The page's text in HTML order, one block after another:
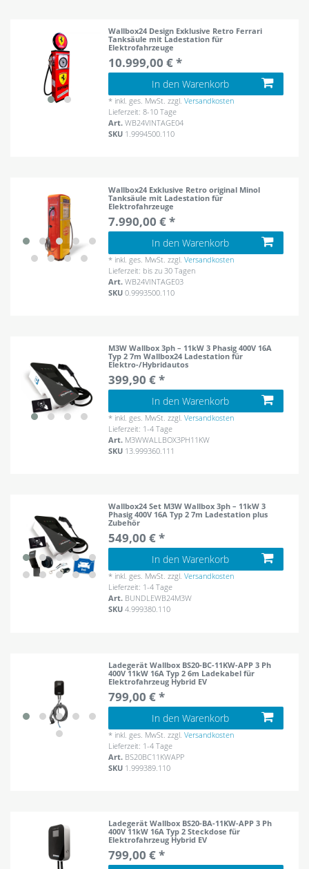
Wallbox24 Design Exklusive Retro Ferrari
Tanksäule mit Ladestation für
Elektrofahrzeuge
10.999,00 € *
In den Warenkorb
* inkl. ges. MwSt. zzgl.Versandkosten
Lieferzeit: 8-10 Tage
Art.WB24VINTAGE04
SKU 1.9994500.110
Wallbox24 Exklusive Retro original Minol
Tanksäule mit Ladestation für
Elektrofahrzeuge
7.990,00 € *
In den Warenkorb
* inkl. ges. MwSt. zzgl.Versandkosten
Lieferzeit: bis zu 30 Tagen
Art.WB24VINTAGE03
SKU0.9993500.110
M3W Wallbox 3ph – 11kW 3 Phasig 400V 16A
Typ 2 7m Wallbox24 Ladestation für
Elektro-/Hybridautos
399,90 € *
In den Warenkorb
* inkl. ges. MwSt. zzgl.Versandkosten
Lieferzeit: 1-4 Tage
Art. M3WWALLBOX3PH11KW
SKU 13.999360.111
Wallbox24 Set M3W Wallbox 3ph – 11kW 3
Phasig 400V 16A Typ 2 7m Ladestation plus
Zubehör
549,00 € *
In den Warenkorb
* inkl. ges. MwSt. zzgl.Versandkosten
Lieferzeit: 1-4 Tage
Art. BUNDLEWB24M3W
SKU4.999380.110
Ladegerät Wallbox BS20-BC-11KW-APP 3 Ph
400V 11kW 16A Typ 2 6m Ladekabel für
Elektrofahrzeug Hybrid EV
799,00 € *
In den Warenkorb
* inkl. ges. MwSt. zzgl.Versandkosten
Lieferzeit: 1-4 Tage
Art. BS20BC11KWAPP
SKU 1.999389.110
Ladegerät Wallbox BS20-BA-11KW-APP 3 Ph
400V 11kW 16A Typ 2 Steckdose für
Elektrofahrzeug Hybrid EV
799,00 € *